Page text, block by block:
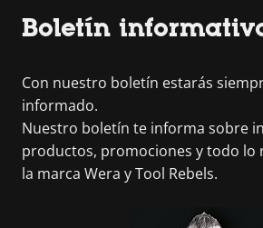
Boletín
Con nuestro boletín estarás
informado.
Nuestro boletín te informa sobre
productos, promociones y todo lo
la marca Wera y Tool Rebels.